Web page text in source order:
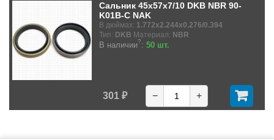
Сальник 45x57x7/10 DKB NBR 90-
K01B-C NAK
В дюймах: 1.772x2.244x0.276/0.394
Тип: DKB Материал: NBR
В наличии?: 50 шт.
301 ₽ − +